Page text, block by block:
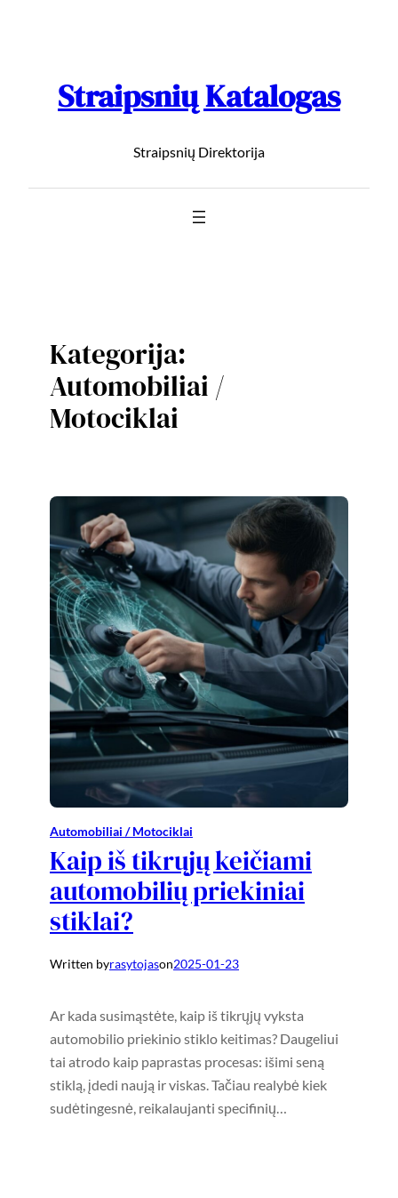
Straipsnių Katalogas
Straipsnių Direktorija
Kategorija:
Automobiliai /
Motociklai
Automobiliai / Motociklai
Kaip iš tikrųjų keičiami
automobilių priekiniai
stiklai?
Written byrasytojason2025-01-23
Ar kada susimąstėte, kaip iš tikrųjų vyksta
automobilio priekinio stiklo keitimas? Daugeliui
tai atrodo kaip paprastas procesas: išimi seną
stiklą, įdedi naują ir viskas. Tačiau realybė kiek
sudėtingesnė, reikalaujanti specifinių…